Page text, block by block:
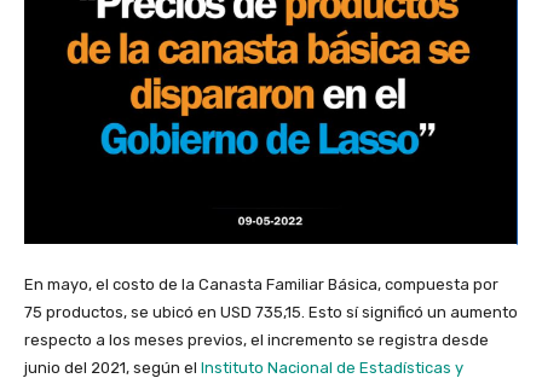
En mayo, el costo de la Canasta Familiar Básica, compuesta por
75 productos, se ubicó en USD 735,15. Esto sí significó un aumento
respecto a los meses previos, el incremento se registra desde
junio del 2021, según el Instituto Nacional de Estadísticas y